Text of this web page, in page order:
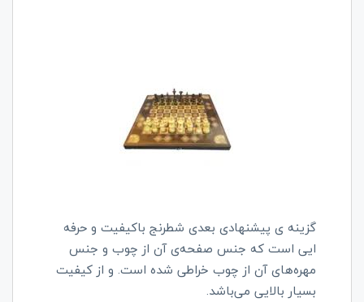
گزینه ی پیشنهادی بعدی شطرنج باکیفیت و حرفه
ایی است که جنس صفحه‌ی آن از چوب و جنس
مهره‌های آن از چوب خراطی شده است. و از کیفیت
بسیار بالایی می‌باشد.